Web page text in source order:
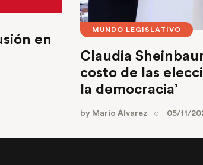
en
MUNDO LEGISLATIVO
Claudia
costo de las
la democracia’
by Mario Álvarez 05/11/